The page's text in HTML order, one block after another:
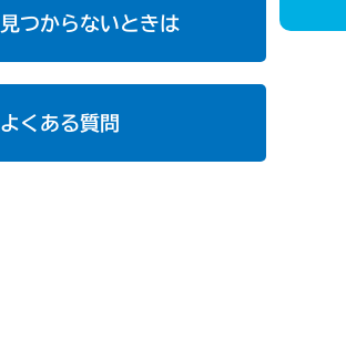
見つからないときは
よくある質問